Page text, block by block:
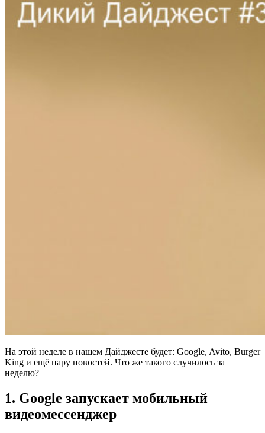
На этой неделе в нашем Дайджесте будет: Google, Avito, Burger
King и ещё пару новостей. Что же такого случилось за
неделю?
1. Google запускает мобильный
видеомессенджер